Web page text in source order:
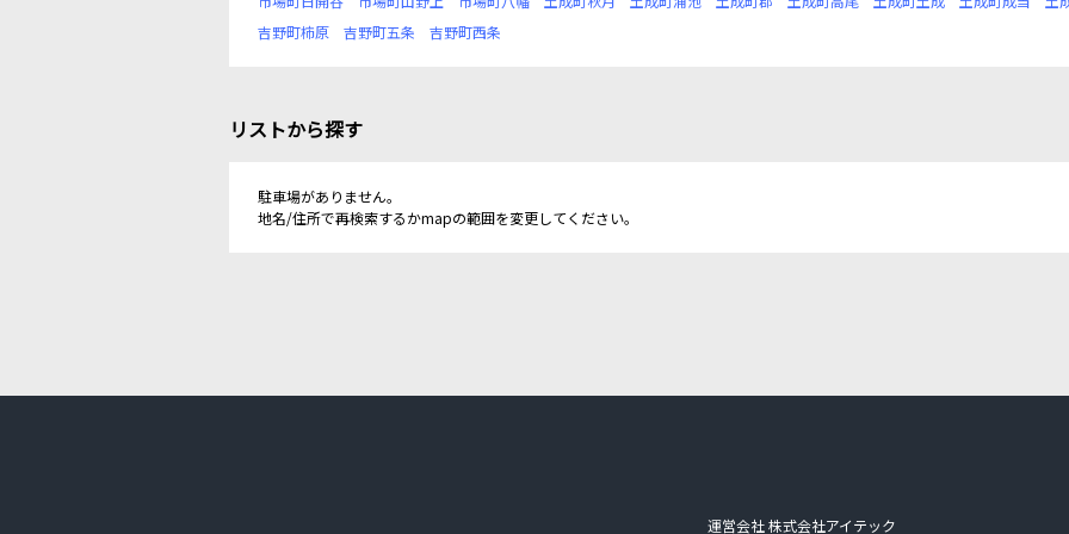
吉野町柿原
吉野町五条 吉野町西条
リストから探す
駐車場がありません。
地名/住所で再検索するかmapの範囲を変更してください。
運営会社 株式会社アイテック